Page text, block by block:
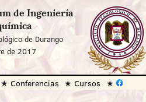
de Ingeniería
de Durango
de 2017
Conferencias Cursos